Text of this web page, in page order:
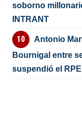
soborno
INTRANT
Antonio
Bournigal entre
suspendió el RPE